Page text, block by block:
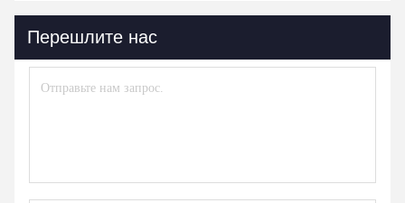
Перешлите нас